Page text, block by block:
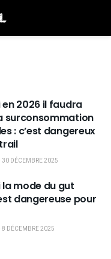
en 2026 il faudra
surconsommation
: c’est dangereux
30 DÉCEMBRE 2025
la mode du gut
dangereuse pour
8 DÉCEMBRE 2025